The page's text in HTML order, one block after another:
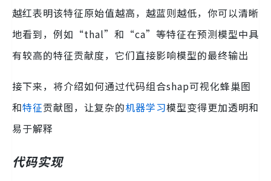
越红表明该特征原始值越高，越蓝则越低，你可以清晰
地看到，例如“thal”和“ca”等特征在预测模型中具
有较高的特征贡献度，它们直接影响模型的最终输出
接下来，将介绍如何通过代码组合shap可视化蜂巢图
和特征贡献图，让复杂的机器学习模型变得更加透明和
易于解释
代码实现